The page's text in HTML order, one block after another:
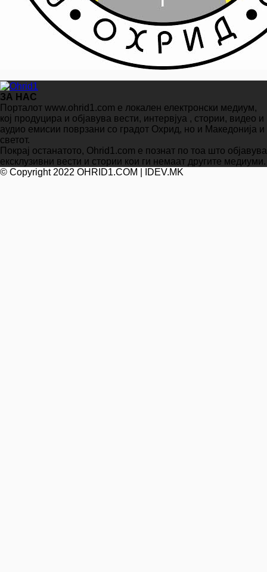
ЗА НАС
Порталот www.ohrid1.com е локален електронски медиум,
кој продуцира и објавува вести, интервјуа , стории, видео и
аудио емисии поврзани со градот Охрид, но и Македонија и
светот.
Покрај останатото, Ohrid1.com е познат по тоа што објавува
ексклузивни вести и стории кои ги немаат другите медиуми.
© Copyright 2022 OHRID1.COM | IDEV.MK